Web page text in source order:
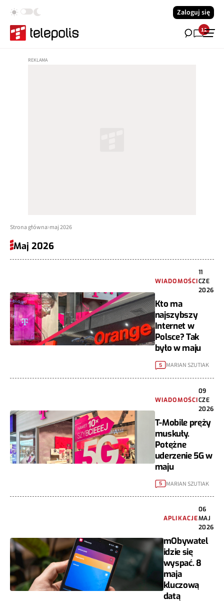
Zaloguj się
12
Strona główna maj 2026
Maj 2026
WIADOMOŚCI
11
CZE
2026
Kto ma
najszybszy
Internet w
Polsce? Tak
było w maju
5 MARIAN SZUTIAK
WIADOMOŚCI
09
CZE
2026
T-Mobile pręży
muskuły.
Potężne
uderzenie 5G w
maju
5 MARIAN SZUTIAK
APLIKACJE
06
MAJ
2026
mObywatel
idzie się
wyspać. 8
maja
kluczową
datą